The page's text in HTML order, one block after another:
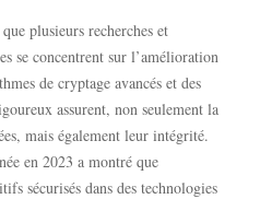
plusieurs recherches et
se concentrent sur l’amélioration
de cryptage avancés et des
assurent, non seulement la
mais également leur intégrité.
en 2023 a montré que
sécurisés dans des technologies